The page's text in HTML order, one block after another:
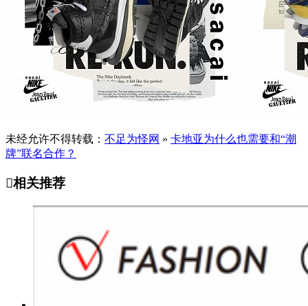
未经允许不得转载： 不足为怪网 » 卡地亚为什么也需要和“潮
牌”联名合作？
相关推荐